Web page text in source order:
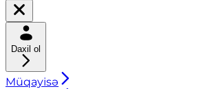
Daxil ol
Müqayisə